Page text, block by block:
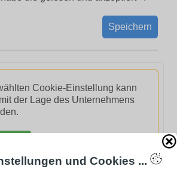
Speichern
Cookie-Einstellung kann
der Lage des Unternehmens
und Cookies ...